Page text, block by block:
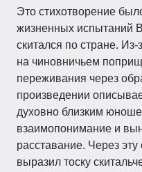
Это стихотворение
жизненных испытаний
скитался по стране. Из-
на чиновничьем
переживания через
произведении
духовно близким
взаимопонимание и
расставание. Через
выразил тоску